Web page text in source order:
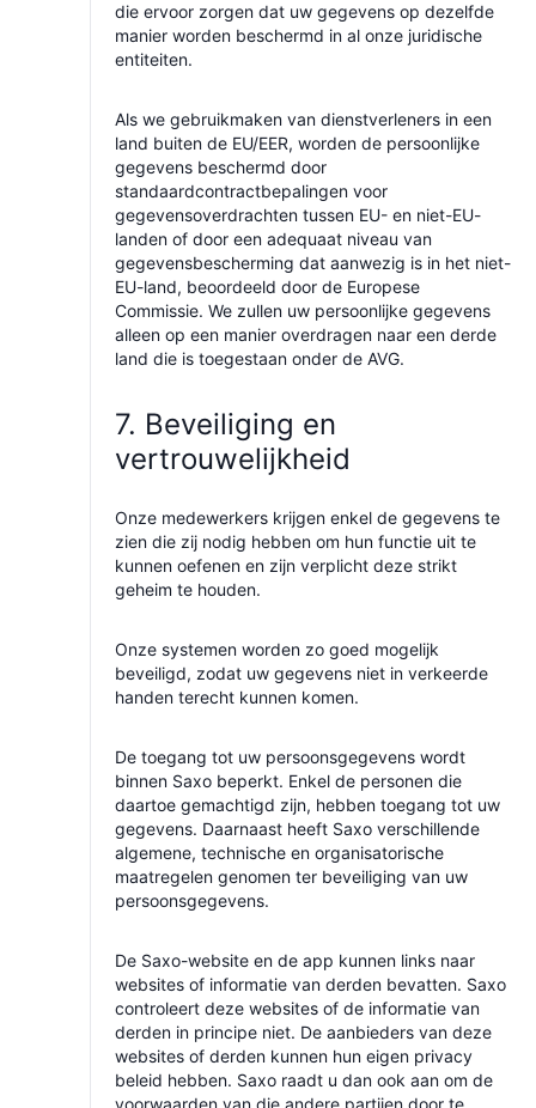
die ervoor zorgen dat uw gegevens op dezelfde
manier worden beschermd in al onze juridische
entiteiten.
Als we gebruikmaken van dienstverleners in een
land buiten de EU/EER, worden de persoonlijke
gegevens beschermd door
standaardcontractbepalingen voor
gegevensoverdrachten tussen EU- en niet-EU-
landen of door een adequaat niveau van
gegevensbescherming dat aanwezig is in het niet-
EU-land, beoordeeld door de Europese
Commissie. We zullen uw persoonlijke gegevens
alleen op een manier overdragen naar een derde
land die is toegestaan onder de AVG.
7. Beveiliging en
vertrouwelijkheid
Onze medewerkers krijgen enkel de gegevens te
zien die zij nodig hebben om hun functie uit te
kunnen oefenen en zijn verplicht deze strikt
geheim te houden.
Onze systemen worden zo goed mogelijk
beveiligd, zodat uw gegevens niet in verkeerde
handen terecht kunnen komen.
De toegang tot uw persoonsgegevens wordt
binnen Saxo beperkt. Enkel de personen die
daartoe gemachtigd zijn, hebben toegang tot uw
gegevens. Daarnaast heeft Saxo verschillende
algemene, technische en organisatorische
maatregelen genomen ter beveiliging van uw
persoonsgegevens.
De Saxo-website en de app kunnen links naar
websites of informatie van derden bevatten. Saxo
controleert deze websites of de informatie van
derden in principe niet. De aanbieders van deze
websites of derden kunnen hun eigen privacy
beleid hebben. Saxo raadt u dan ook aan om de
voorwaarden van die andere partijen door te